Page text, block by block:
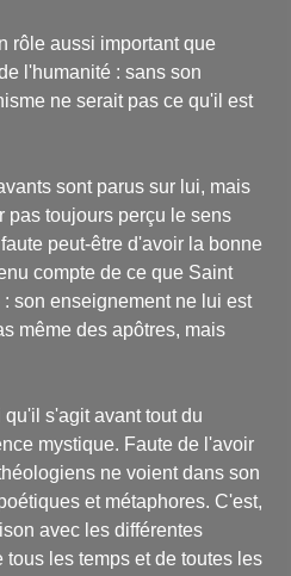
rôle aussi important que
l'humanité : sans son
ne serait pas ce qu'il est
sont parus sur lui, mais
pas toujours perçu le sens
peut-être d'avoir la bonne
compte de ce que Saint
son enseignement ne lui est
même des apôtres, mais
s'agit avant tout du
mystique. Faute de l'avoir
ne voient dans son
et métaphores. C'est,
avec les différentes
les temps et de toutes les